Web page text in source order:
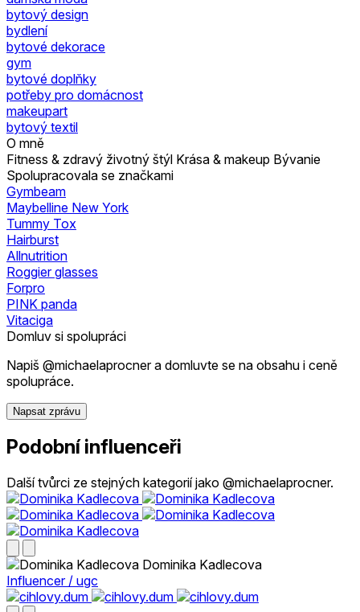
bytový design
bydlení
bytové dekorace
gym
bytové doplňky
potřeby pro domácnost
makeupart
bytový textil
O mně
Fitness & zdravý životný štýl Krása & makeup Bývanie
Spolupracovala se značkami
Gymbeam
Maybelline New York
Tummy Tox
Hairburst
Allnutrition
Roggier glasses
Forpro
PINK panda
Vitaciga
Domluv si spolupráci
Napiš @michaelaprocner a domluvte se na obsahu i ceně
spolupráce.
Napsat zprávu
Podobní influenceři
Další tvůrci ze stejných kategorií jako @michaelaprocner.
Dominika Kadlecova
Influencer / ugc